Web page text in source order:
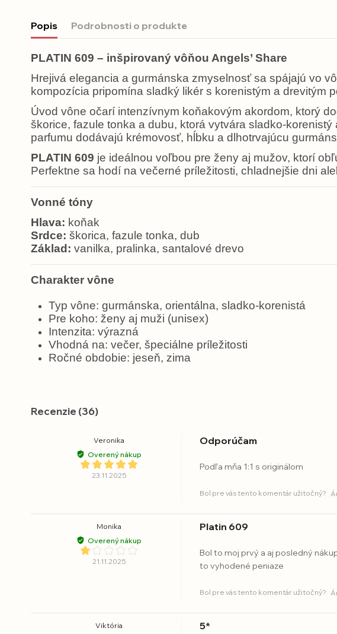
Popis Podrobnosti o produkte
PLATIN 609 – inšpirovaný vôňou Angels’ Share
Hrejivá elegancia a gurmánska zmyselnosť sa spájajú vo
kompozícia pripomína sladký likér s korenistým a drevitým
Úvod vône očarí intenzívnym koňakovým akordom, ktorý
škorice, fazule tonka a dubu, ktorá vytvára sladko-
parfumu dodávajú krémovosť, hĺbku a dlhotrvajúcu
PLATIN 609 je ideálnou voľbou pre ženy aj mužov, ktorí
Perfektne sa hodí na večerné príležitosti, chladnejšie dni
Vonné tóny
Hlava: koňak
Srdce: škorica, fazule tonka, dub
Základ: vanilka, pralinka, santalové drevo
Charakter vône
Typ vône: gurmánska, orientálna, sladko-korenistá
Pre koho: ženy aj muži (unisex)
Intenzita: výrazná
Vhodná na: večer, špeciálne príležitosti
Ročné obdobie: jeseň, zima
Recenzie (36)
Veronika
Overený nákup
23.11.2025
Odporúčam
Podľa mňa 1:1 s originálom
Bol pre vás tento komentár užitočný?
Monika
Overený nákup
21.11.2025
Platin 609
Bol to moj prvý a aj posledný
to vyhodené peniaze
Bol pre vás tento komentár užitočný?
Viktória
5*